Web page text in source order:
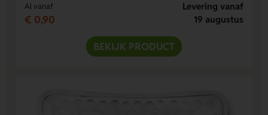
Al vanaf
€ 0,90
Levering vanaf
19 augustus
BEKIJK PRODUCT